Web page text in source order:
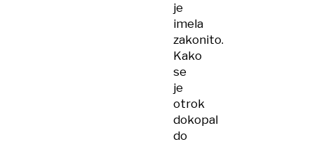
je
imela
zakonito.
Kako
se
je
otrok
dokopal
do